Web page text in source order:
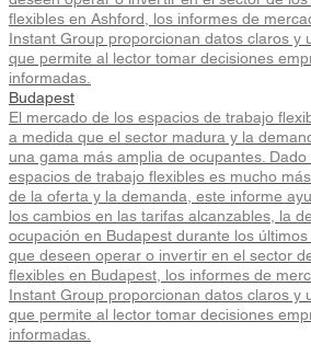
flexibles en Ashford, los informes de
Instant Group proporcionan datos claros y
que permite al lector tomar decisiones
informadas.
Budapest
El mercado de los espacios de trabajo
a medida que el sector madura y la
una gama más amplia de ocupantes.
espacios de trabajo flexibles es mucho
de la oferta y la demanda, este informe
los cambios en las tarifas alcanzables, la
ocupación en Budapest durante los
que deseen operar o invertir en el sector
flexibles en Budapest, los informes de
Instant Group proporcionan datos claros y
que permite al lector tomar decisiones
informadas.